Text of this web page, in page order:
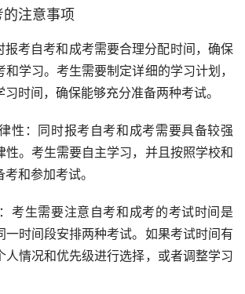
注意事项
报考自考和成考需要合理分配时间，确保
学习。考生需要制定详细的学习计划，
时间，确保能够充分准备两种考试。
性：同时报考自考和成考需要具备较强
性。考生需要自主学习，并且按照学校和
和参加考试。
考生需要注意自考和成考的考试时间是
一时间段安排两种考试。如果考试时间有
人情况和优先级进行选择，或者调整学习